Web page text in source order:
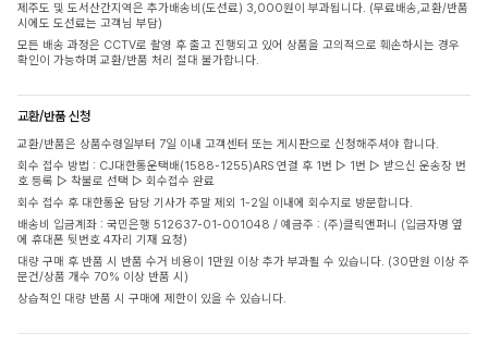
제주도 및 도서산간지역은 추가배송비(도선료) 3,000원이 부과됩니다. (무료배송,교환/반품
시에도 도선료는 고객님 부담)
모든 배송 과정은 CCTV로 촬영 후 출고 진행되고 있어 상품을 고의적으로 훼손하시는 경우
확인이 가능하며 교환/반품 처리 절대 불가합니다.
교환/반품 신청
교환/반품은 상품수령일부터 7일 이내 고객센터 또는 게시판으로 신청해주셔야 합니다.
회수 접수 방법 : CJ대한통운택배(1588-1255)ARS 연결 후 1번 ▷ 1번 ▷ 받으신 운송장 번
호 등록 ▷ 착불로 선택 ▷ 회수접수 완료
회수 접수 후 대한통운 담당 기사가 주말 제외 1-2일 이내에 회수지로 방문합니다.
배송비 입금계좌 : 국민은행 512637-01-001048 / 예금주 : (주)클릭앤퍼니 (입금자명 옆
에 휴대폰 뒷번호 4자리 기재 요청)
대량 구매 후 반품 시 반품 수거 비용이 1만원 이상 추가 부과될 수 있습니다. (30만원 이상 주
문건/상품 개수 70% 이상 반품 시)
상습적인 대량 반품 시 구매에 제한이 있을 수 있습니다.